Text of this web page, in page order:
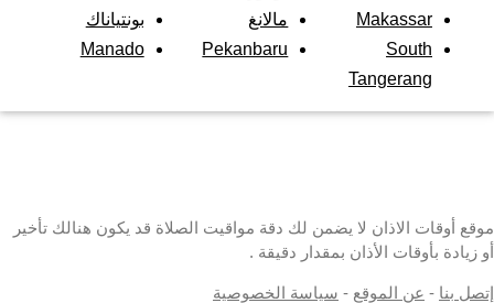
Makassar
South
Tangerang
مالانغ
Pekanbaru
بونتياناك
Manado
موقع أوقات الاذان لا يضمن لك دقة مواقيت الصلاة قد يكون هنالك تأخير
أو زيادة بأوقات الأذان بمقدار دقيقة .
إتصل بنا - عن الموقع - سياسة الخصوصية